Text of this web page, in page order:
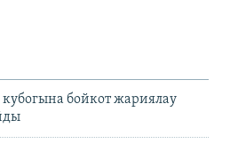
бойкот жариялау